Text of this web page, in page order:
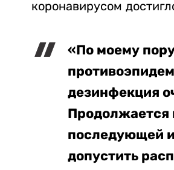
коронавирусом
«По моему
дезинфекция
Продолжается
последующей
допустить